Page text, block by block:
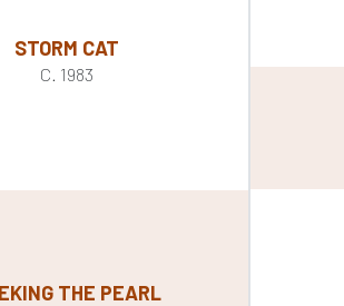
STORM CAT
C. 1983
THE PEARL